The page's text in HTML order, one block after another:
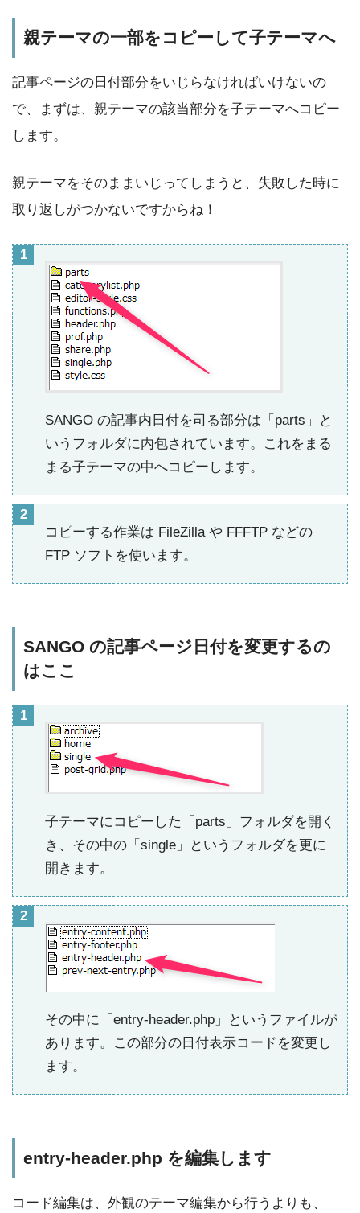
親テーマの一部をコピーして子テーマへ
記事ページの日付部分をいじらなければいけないの
で、まずは、親テーマの該当部分を子テーマへコピー
します。
親テーマをそのままいじってしまうと、失敗した時に
取り返しがつかないですからね！
SANGO の記事内日付を司る部分は「parts」と
いうフォルダに内包されています。これをまる
まる子テーマの中へコピーします。
コピーする作業は FileZilla や FFFTP などの
FTP ソフトを使います。
SANGO の記事ページ日付を変更するの
はここ
子テーマにコピーした「parts」フォルダを開く
き、その中の「single」というフォルダを更に
開きます。
その中に「entry-header.php」というファイルが
あります。この部分の日付表示コードを変更し
ます。
entry-header.php を編集します
コード編集は、外観のテーマ編集から行うよりも、